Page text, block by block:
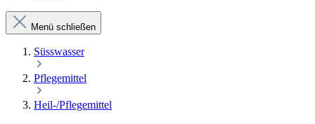
Menü schließen
Süsswasser
Pflegemittel
Heil-/Pflegemittel